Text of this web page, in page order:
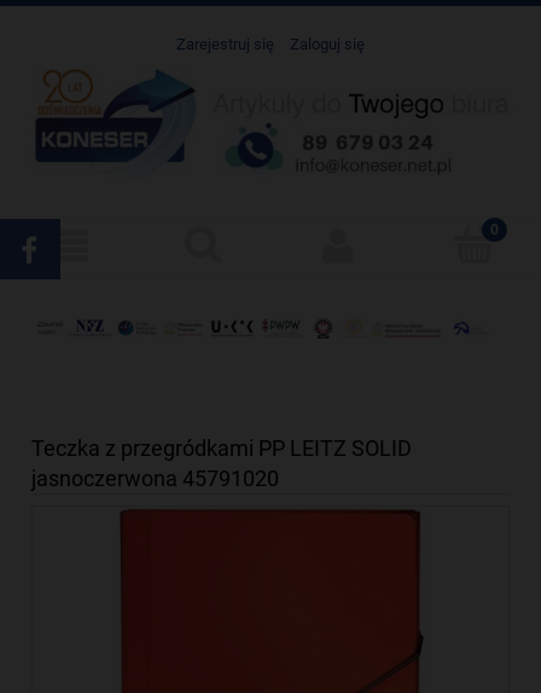
Zarejestruj się Zaloguj się
Teczka z przegródkami PP LEITZ SOLID
jasnoczerwona 45791020